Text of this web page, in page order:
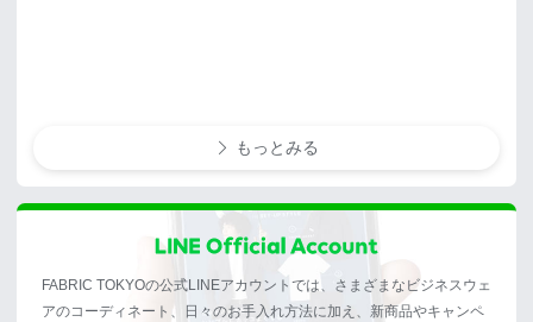
もっとみる
FABRIC TOKYOの公式LINEアカウントでは、さまざまなビジネスウェ
アのコーディネート、日々のお手入れ方法に加え、新商品やキャンペ